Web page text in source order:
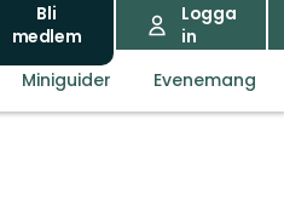
Bli
medlem
Logga
in
Miniguider Evenemang